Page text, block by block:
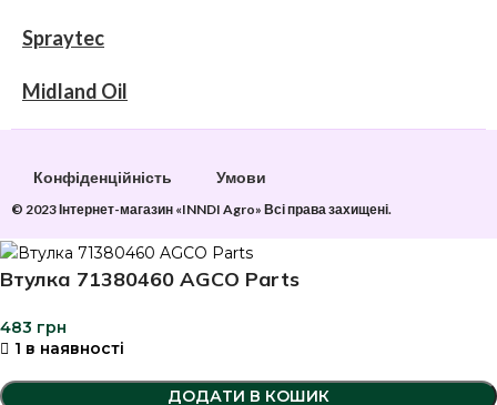
Spraytec
Midland Oil
Конфіденційність Умови
© 2023 Інтернет-магазин «INNDI Agro» Всі права захищені.
Втулка 71380460 AGCO Parts
483 грн
1 в наявності
ДОДАТИ В КОШИК